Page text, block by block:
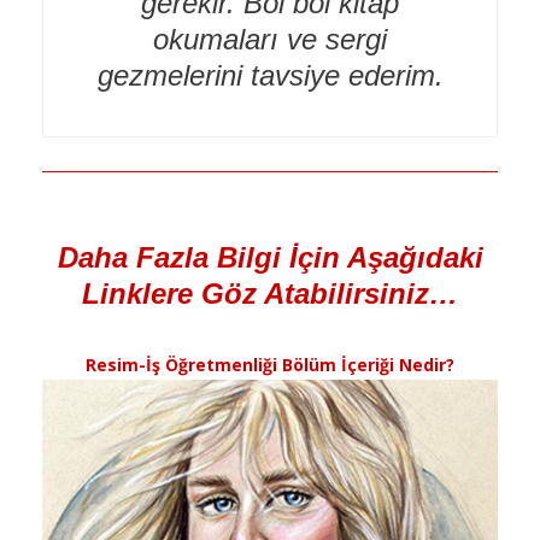
okumaları ve sergi
gezmelerini tavsiye ederim.
Daha Fazla Bilgi İçin Aşağıdaki
Linklere Göz Atabilirsiniz…
Resim-İş Öğretmenliği Bölüm İçeriği Nedir?